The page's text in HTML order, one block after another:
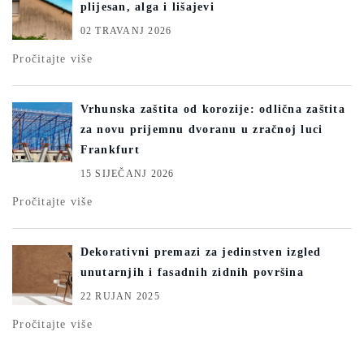
plijesan, alga i lišajevi
02 TRAVANJ 2026
Pročitajte više
Vrhunska zaštita od korozije: odlična zaštita
za novu prijemnu dvoranu u zračnoj luci
Frankfurt
15 SIJEČANJ 2026
Pročitajte više
Dekorativni premazi za jedinstven izgled
unutarnjih i fasadnih zidnih površina
22 RUJAN 2025
Pročitajte više